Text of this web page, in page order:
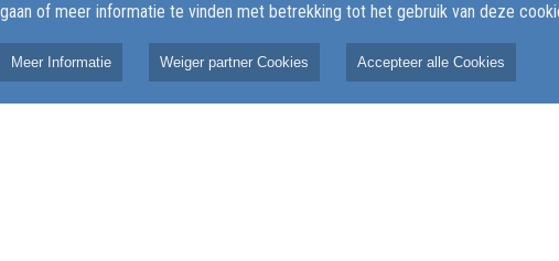
of meer informatie te vinden met betrekking tot het gebruik van deze
Meer Informatie Weiger partner Cookies Accepteer alle Cookies